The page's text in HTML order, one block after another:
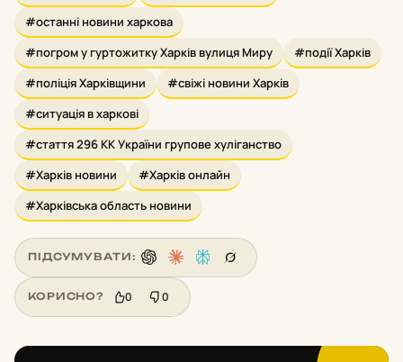
#останні новини харкова
#погром у гуртожитку Харків вулиця Миру
#події Харків
#поліція Харківщини
#свіжі новини Харків
#ситуація в харкові
#стаття 296 КК України групове хуліганство
#Харків новини
#Харків онлайн
#Харківська область новини
ПІДСУМУВАТИ:
КОРИСНО? 0 0